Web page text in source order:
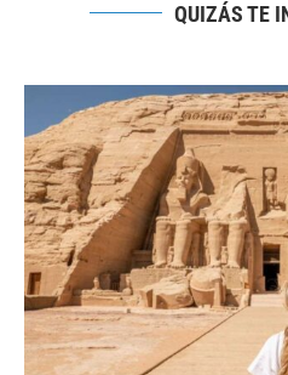
QUIZÁS TE